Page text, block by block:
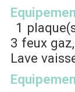
1
3 feux gaz
Lave